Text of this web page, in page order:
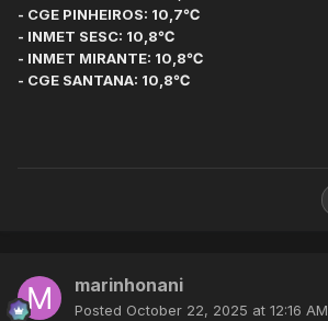
- CGE PINHEIROS: 10,7℃
- INMET SESC: 10,8℃
- INMET MIRANTE: 10,8℃
- CGE SANTANA: 10,8℃
marinhonani
Posted October 22, 2025 at 12:16 AM